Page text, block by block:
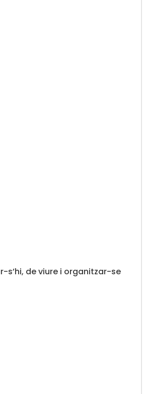
s’hi, de viure i organitzar-se